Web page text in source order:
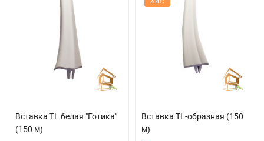
Вставка TL белая "Готика"
(150 м)
Вставка TL-образная (150
м)